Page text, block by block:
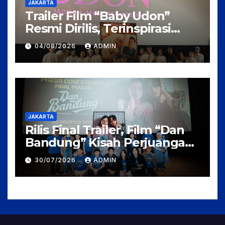
JAKARTA
Trailer Film “Baby Udon”
Resmi Dirilis, Terinspirasi
Kisah Nyata Perjuangan
Fanny Kondoh
04/08/2026 ADMIN
JAKARTA
Rilis Final Trailer, Film “Dan
Bandung” Kisah Perjuangan
Cinta Karya Pidi Baig dan
Arahan Rudi Soedjarwo, Siap
Mengaduk Emosi Penonton
30/07/2026 ADMIN